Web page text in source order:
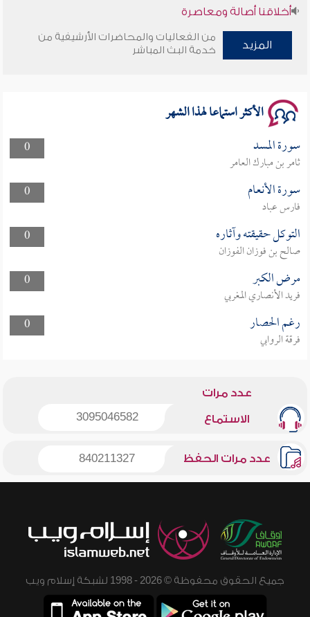
أخلاقنا أصالة ومعاصرة
وأمنهم من خوف 9
المزيد
من الفعاليات والمحاضرات الأرشيفية من
خدمة البث المباشر
الأكثر استماعا لهذا الشهر
0 سورة المسد
ثامر بن مبارك العامر
0
سورة الأنعام
فارس عباد
0
التوكل حقيقته وآثاره
صالح بن فوزان الفوزان
0
مرض الكبر
فريد الأنصاري المغربي
0
رغم الحصار
فرقة الروابي
عدد مرات
الاستماع 3095046582
عدد مرات الحفظ 840211327
جميع الحقوق محفوظة © 2026 - 1998 لشبكة إسلام ويب